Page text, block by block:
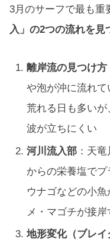
3月のサーフで最も重
入」の2つの流れを見
離岸流の見つけ方
や泡が沖に流れ
荒れる日も多い
波が立ちにくい
河川流入部 ：天
からの栄養塩で
ウナゴなどの小
メ・マゴチが接岸
地形変化（ブレ